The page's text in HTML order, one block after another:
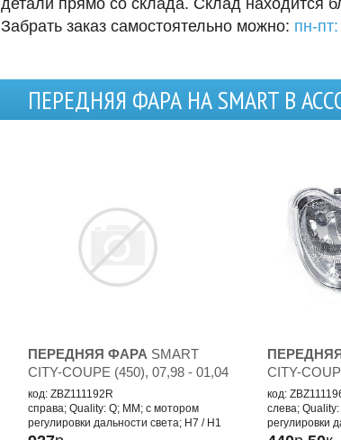
Забрать заказ самостоятельно можно: пн-
ПЕРЕДНЯЯ ФАРА НА SMART В
ПЕРЕДНЯЯ ФАРА SMART
CITY-COUPE (450), 07,98 - 01,04
код: ZBZ111192R
справа; Quality: Q; MM; с мотором
регулировки дальности света; H7 / H1
CITY-
код:
слева;
регулировки